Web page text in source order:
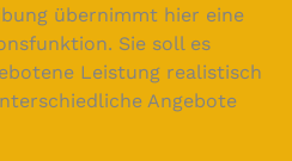
übernimmt hier eine
Sie soll es
Leistung realistisch
Angebote